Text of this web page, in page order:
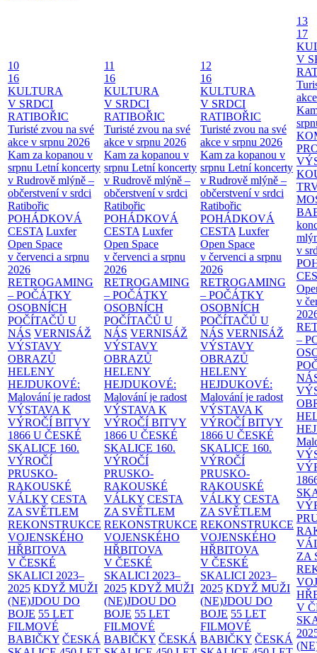
10
16
KULTURA
V SRDCI
RATIBOŘIC
Turisté zvou na své
akce v srpnu 2026
Kam za kopanou v
srpnu Letní koncerty
v Rudrově mlýně –
občerstvení v srdci
Ratibořic
POHÁDKOVÁ
CESTA Luxfer
Open Space
v červenci a srpnu
2026
RETROGAMING
– POČÁTKY
OSOBNÍCH
POČÍTAČŮ U
NÁS VERNISÁŽ
VÝSTAVY
OBRAZŮ
HELENY
HEJDUKOVÉ:
Malování je radost
VÝSTAVA K
VÝROČÍ BITVY
1866 U ČESKÉ
SKALICE 160.
VÝROČÍ
PRUSKO-
RAKOUSKÉ
VÁLKY CESTA
ZA SVĚTLEM
REKONSTRUKCE
VOJENSKÉHO
HŘBITOVA
V ČESKÉ
SKALICI 2023–
2025 KDYŽ MUŽI
(NE)JDOU DO
BOJE 55 LET
FILMOVÉ
BABIČKY ČESKÁ
11
16
KULTURA
V SRDCI
RATIBOŘIC
Turisté zvou na své
akce v srpnu 2026
Kam za kopanou v
srpnu Letní koncerty
v Rudrově mlýně –
občerstvení v srdci
Ratibořic
POHÁDKOVÁ
CESTA Luxfer
Open Space
v červenci a srpnu
2026
RETROGAMING
– POČÁTKY
OSOBNÍCH
POČÍTAČŮ U
NÁS VERNISÁŽ
VÝSTAVY
OBRAZŮ
HELENY
HEJDUKOVÉ:
Malování je radost
VÝSTAVA K
VÝROČÍ BITVY
1866 U ČESKÉ
SKALICE 160.
VÝROČÍ
PRUSKO-
RAKOUSKÉ
VÁLKY CESTA
ZA SVĚTLEM
REKONSTRUKCE
VOJENSKÉHO
HŘBITOVA
V ČESKÉ
SKALICI 2023–
2025 KDYŽ MUŽI
(NE)JDOU DO
BOJE 55 LET
FILMOVÉ
BABIČKY ČESKÁ
12
16
KULTURA
V SRDCI
RATIBOŘIC
Turisté zvou na své
akce v srpnu 2026
Kam za kopanou v
srpnu Letní koncerty
v Rudrově mlýně –
občerstvení v srdci
Ratibořic
POHÁDKOVÁ
CESTA Luxfer
Open Space
v červenci a srpnu
2026
RETROGAMING
– POČÁTKY
OSOBNÍCH
POČÍTAČŮ U
NÁS VERNISÁŽ
VÝSTAVY
OBRAZŮ
HELENY
HEJDUKOVÉ:
Malování je radost
VÝSTAVA K
VÝROČÍ BITVY
1866 U ČESKÉ
SKALICE 160.
VÝROČÍ
PRUSKO-
RAKOUSKÉ
VÁLKY CESTA
ZA SVĚTLEM
REKONSTRUKCE
VOJENSKÉHO
HŘBITOVA
V ČESKÉ
SKALICI 2023–
2025 KDYŽ MUŽI
(NE)JDOU DO
BOJE 55 LET
FILMOVÉ
BABIČKY ČESKÁ
13
17
V
v
v
–
ZA
V